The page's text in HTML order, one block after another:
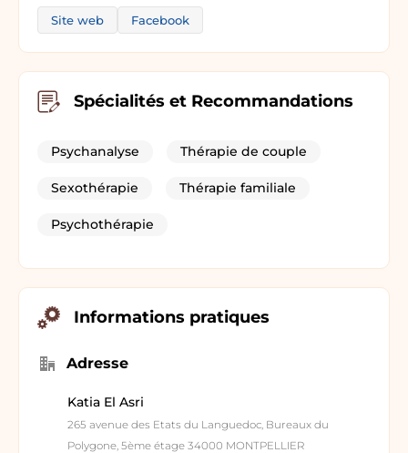
Site web Facebook
Spécialités et Recommandations
Psychanalyse Thérapie de couple
Sexothérapie Thérapie familiale
Psychothérapie
Informations pratiques
Adresse
Katia El Asri
265 avenue des Etats du Languedoc, Bureaux du
Polygone, 5ème étage 34000 MONTPELLIER